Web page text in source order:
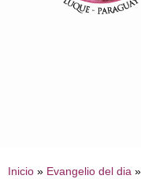
Inicio » Evangelio del dia »